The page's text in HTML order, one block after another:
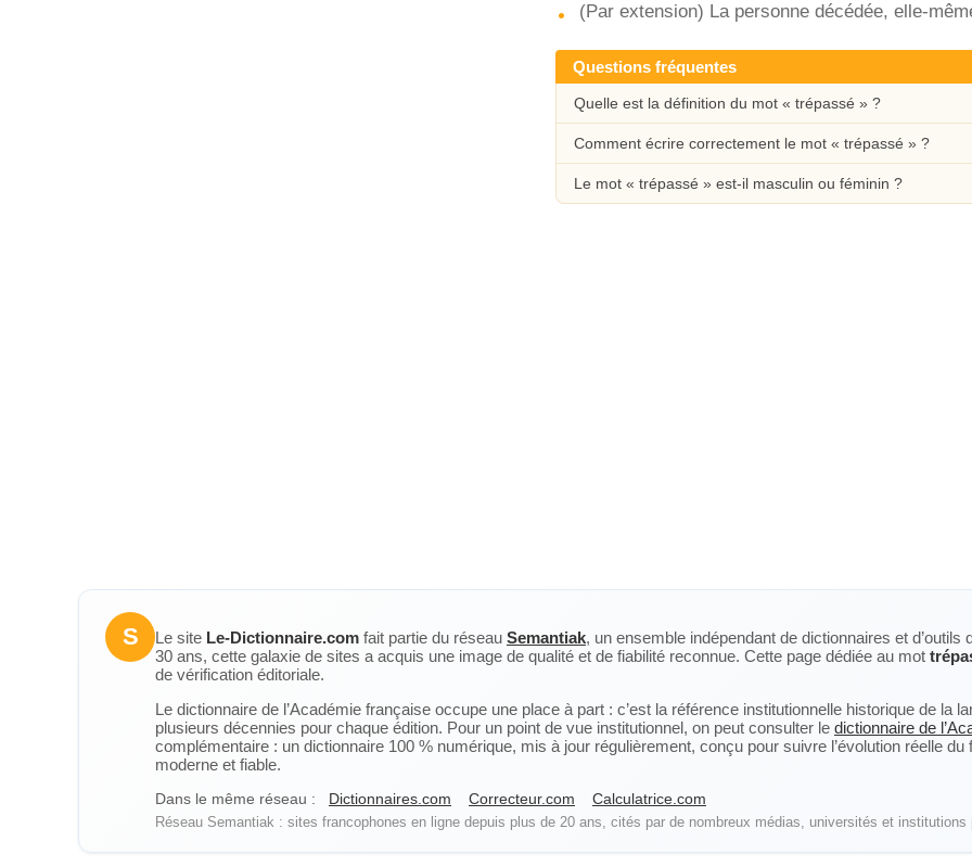
(Par extension) La personne décédée, elle-
Questions fréquentes
Quelle est la définition du mot « trépassé » ?
Comment écrire correctement le mot « trépassé » ?
Le mot « trépassé » est-il masculin ou féminin ?
S Le site Le-Dictionnaire.com fait partie du réseau Semantiak, un ensemble indépendant de dictionnaires et
30 ans, cette galaxie de sites a acquis une image de qualité et de fiabilité reconnue. Cette page dédiée au mot
de vérification éditoriale.
Le dictionnaire de l’Académie française occupe une place à part : c’est la référence institutionnelle historique de la
plusieurs décennies pour chaque édition. Pour un point de vue institutionnel, on peut consulter le dictionnaire de
complémentaire : un dictionnaire 100 % numérique, mis à jour régulièrement, conçu pour suivre l’évolution réelle
moderne et fiable.
Dans le même réseau : Dictionnaires.com Correcteur.com Calculatrice.com
Réseau Semantiak : sites francophones en ligne depuis plus de 20 ans, cités par de nombreux médias, universités et institutions